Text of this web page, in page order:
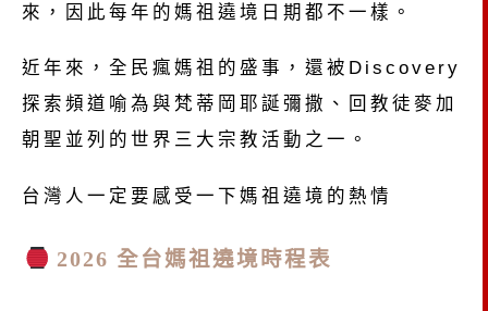
來，因此每年的媽祖遶境日期都不一樣。
近年來，全民瘋媽祖的盛事，還被Discovery
探索頻道喻為與梵蒂岡耶誕彌撒、回教徒麥加
朝聖並列的世界三大宗教活動之一。
台灣人一定要感受一下媽祖遶境的熱情
2026 全台媽祖遶境時程表